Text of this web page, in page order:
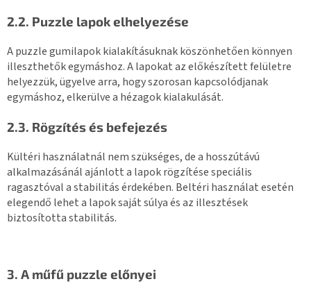
2.2. Puzzle lapok elhelyezése
A puzzle gumilapok kialakításuknak köszönhetően könnyen
illeszthetők egymáshoz. A lapokat az előkészített felületre
helyezzük, ügyelve arra, hogy szorosan kapcsolódjanak
egymáshoz, elkerülve a hézagok kialakulását.
2.3. Rögzítés és befejezés
Kültéri használatnál nem szükséges, de a hosszútávú
alkalmazásánál ajánlott a lapok rögzítése speciális
ragasztóval a stabilitás érdekében. Beltéri használat esetén
elegendő lehet a lapok saját súlya és az illesztések
biztosította stabilitás.
3. A műfű puzzle előnyei